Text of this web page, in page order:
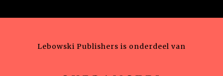
Lebowski Publishers is onderdeel van